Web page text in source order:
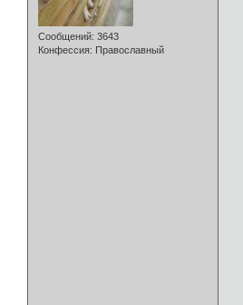
Сообщений: 3643
Конфессия: Православный